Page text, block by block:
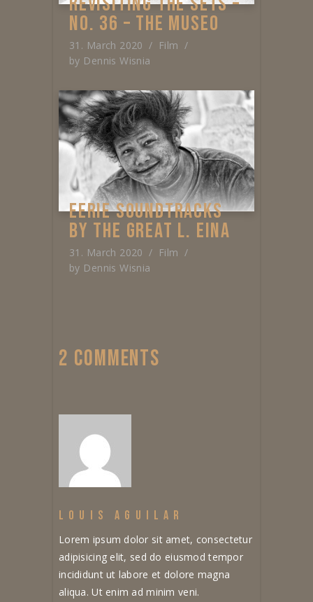
NO. 36 – THE MUSEO
31. March 2020
Film
by Dennis Wisnia
EERIE SOUNDTRACKS
BY THE GREAT L. EINA
31. March 2020
Film
by Dennis Wisnia
2 COMMENTS
LOUIS AGUILAR
Lorem ipsum dolor sit amet, consectetur
adipisicing elit, sed do eiusmod tempor
incididunt ut labore et dolore magna
aliqua. Ut enim ad minim veni.